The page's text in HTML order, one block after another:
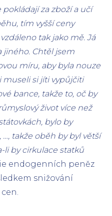
za zboží a učí
tím vyšší ceny
tak jako mě. Já
jiného. Chtěl jsem
míru, aby byla nouze
museli si jíti vypůjčiti
bance, takže to, oč by
život více než
bylo by
takže oběh by byl větší
li by cirkulace statků
endogenních peněz
snižování